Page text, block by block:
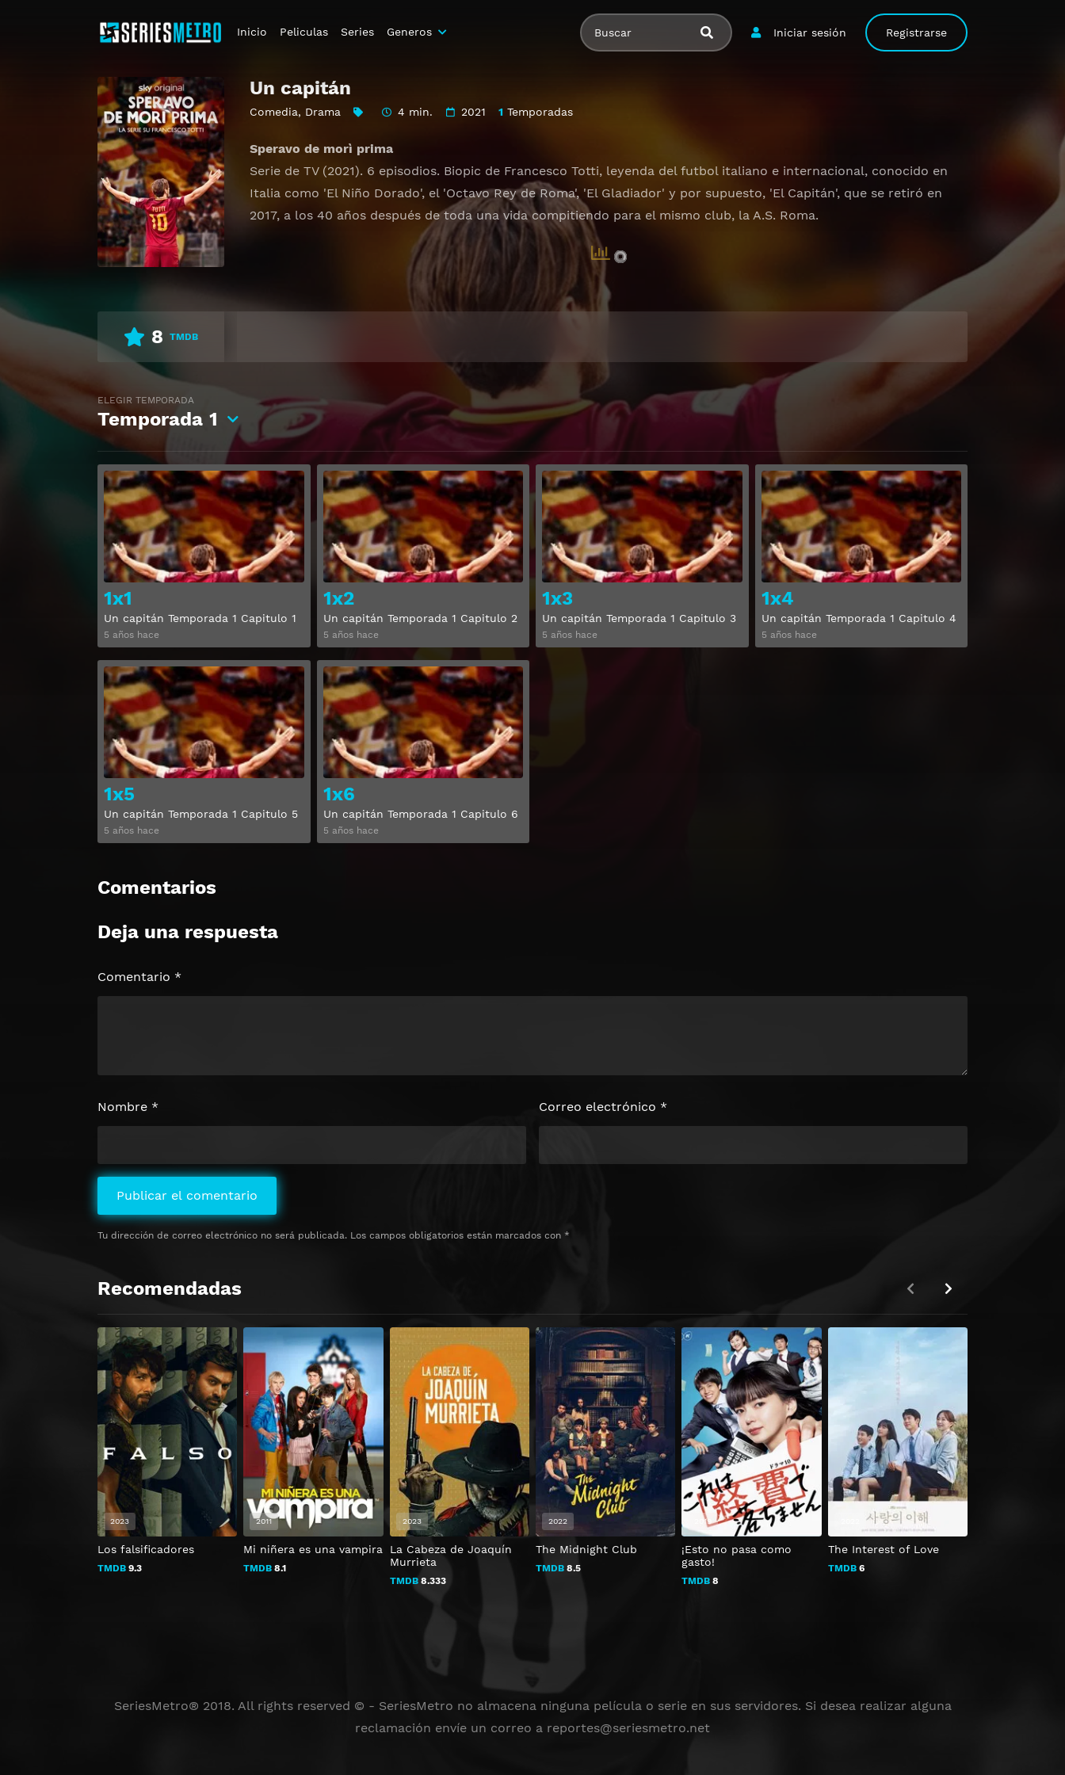
Iniciar sesión Registrarse
Inicio Peliculas Series Generos
Un capitán
Comedia, Drama 4 min. 2021 1Temporadas
Speravo de morì prima
Serie de TV (2021). 6 episodios. Biopic de Francesco Totti, leyenda del futbol italiano e internacional, conocido en
Italia como 'El Niño Dorado', el 'Octavo Rey de Roma', 'El Gladiador' y por supuesto, 'El Capitán', que se retiró en
2017, a los 40 años después de toda una vida compitiendo para el mismo club, la A.S. Roma.
8 TMDB
ELEGIR TEMPORADA
Temporada 1
1x1
Un capitán Temporada 1 Capitulo 1
5 años hace
Ver
1x2
Un capitán Temporada 1 Capitulo 2
5 años hace
Ver
1x3
Un capitán Temporada 1 Capitulo 3
5 años hace
Ver
1x4
Un capitán Temporada 1 Capitulo 4
5 años hace
1x5
Un capitán Temporada 1 Capitulo 5
5 años hace
Ver
1x6
Un capitán Temporada 1 Capitulo 6
5 años hace
Comentarios
Deja una respuesta
Tu dirección de correo electrónico no será publicada. Los campos obligatorios están marcados con *
Comentario *
Nombre * Correo electrónico *
Recomendadas
Los falsificadores
TMDB 9.3
2023
Mi niñera es una vampira
TMDB 8.1
2011
La Cabeza de Joaquín
Murrieta
TMDB8.333
2023
The Midnight Club
TMDB8.5
2022
¡Esto no pasa como
gasto!
TMDB 8
2019
The Interest of Love
TMDB6
SeriesMetro® 2018. All rights reserved © - SeriesMetro no almacena ninguna película o serie en sus servidores. Si desea realizar alguna
reclamación envíe un correo a reportes@seriesmetro.net